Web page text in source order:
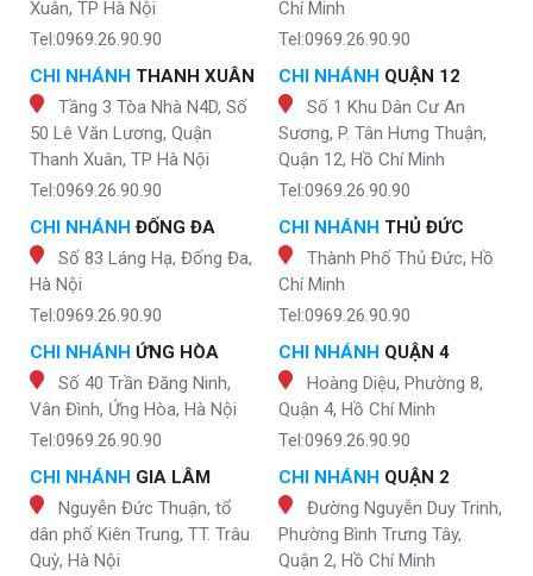
Xuân, TP Hà Nội
Tel:0969.26.90.90
CHI NHÁNH THANH XUÂN
Tầng 3 Tòa Nhà N4D, Số
50 Lê Văn Lương, Quận
Thanh Xuân, TP Hà Nội
Tel:0969.26.90.90
CHI NHÁNH ĐỐNG ĐA
Số 83 Láng Hạ, Đống Đa,
Hà Nội
Tel:0969.26.90.90
CHI NHÁNH ỨNG HÒA
Số 40 Trần Đăng Ninh,
Vân Đình, Ứng Hòa, Hà Nội
Tel:0969.26.90.90
CHI NHÁNH GIA LÂM
Nguyễn Đức Thuận, tổ
dân phố Kiên Trung, TT. Trâu
Quỳ, Hà Nội
Chí Minh
Tel:0969.26.90.90
CHI NHÁNH QUẬN 12
Số 1 Khu Dân Cư An
Sương, P. Tân Hưng Thuận,
Quận 12, Hồ Chí Minh
Tel:0969.26.90.90
CHI NHÁNH THỦ ĐỨC
Thành Phố Thủ Đức, Hồ
Chí Minh
Tel:0969.26.90.90
CHI NHÁNH QUẬN 4
Hoàng Diệu, Phường 8,
Quận 4, Hồ Chí Minh
Tel:0969.26.90.90
CHI NHÁNH QUẬN 2
Đường Nguyễn Duy Trinh,
Phường Bình Trưng Tây,
Quận 2, Hồ Chí Minh